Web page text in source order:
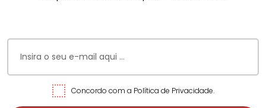
Concordo com a Política de Privacidade.